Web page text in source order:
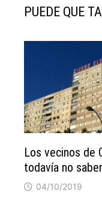
PUEDE QUE
Los vecinos de
todavía no
04/10/2019